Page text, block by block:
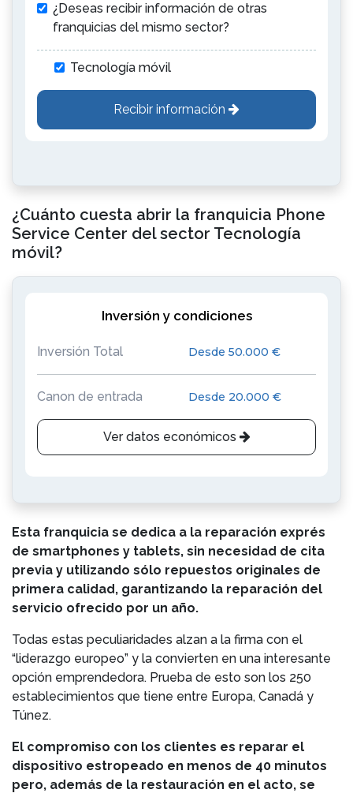
¿Deseas recibir información de otras
franquicias del mismo sector?
Tecnología móvil
Recibir información
¿Cuánto cuesta abrir la franquicia Phone
Service Center del sector Tecnología
móvil?
Inversión y condiciones
Inversión Total Desde 50.000 €
Canon de entrada Desde 20.000 €
Ver datos económicos
Esta franquicia se dedica a la reparación exprés
de smartphones y tablets, sin necesidad de cita
previa y utilizando sólo repuestos originales de
primera calidad, garantizando la reparación del
servicio ofrecido por un año.
Todas estas peculiaridades alzan a la firma con el
“liderazgo europeo” y la convierten en una interesante
opción emprendedora. Prueba de esto son los 250
establecimientos que tiene entre Europa, Canadá y
Túnez.
El compromiso con los clientes es reparar el
dispositivo estropeado en menos de 40 minutos
pero, además de la restauración en el acto, se